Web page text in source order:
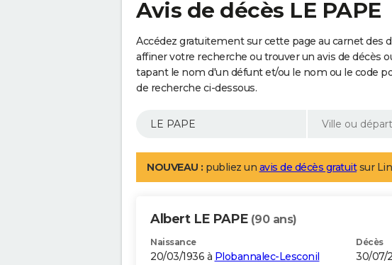
Avis de décès LE PAPE
Accédez gratuitement sur cette page au carnet des
affiner votre recherche ou trouver un avis de décès
tapant le nom d'un défunt et/ou le nom ou le code
de recherche ci-dessous.
NOUVEAU : publiez un avis de décès gratuitsur
Albert LE PAPE (90 ans)
Naissance
20/03/1936 à Plobannalec-Lesconil
Décès
30/07/